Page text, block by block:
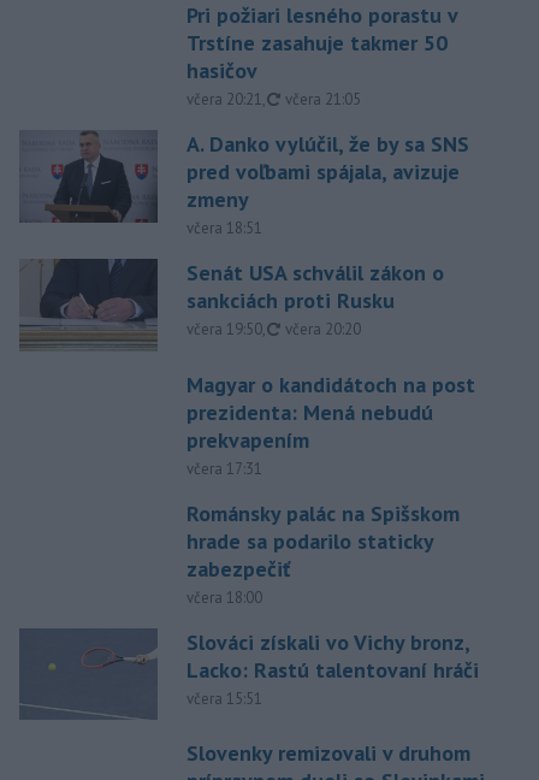
Pri požiari lesného porastu v
Trstíne zasahuje takmer 50
hasičov
včera 20:21, aktualizované
včera 21:05
A. Danko vylúčil, že by sa SNS
pred voľbami spájala, avizuje
zmeny
včera 18:51
Senát USA schválil zákon o
sankciách proti Rusku
včera 19:50, aktualizované
včera 20:20
Magyar o kandidátoch na post
prezidenta: Mená nebudú
prekvapením
včera 17:31
Románsky palác na Spišskom
hrade sa podarilo staticky
zabezpečiť
včera 18:00
Slováci získali vo Vichy bronz,
Lacko: Rastú talentovaní hráči
včera 15:51
Slovenky remizovali v druhom